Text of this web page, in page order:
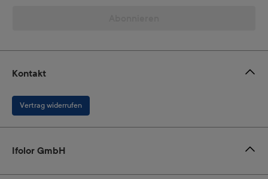
Kontakt
Vertrag widerrufen
Ifolor GmbH